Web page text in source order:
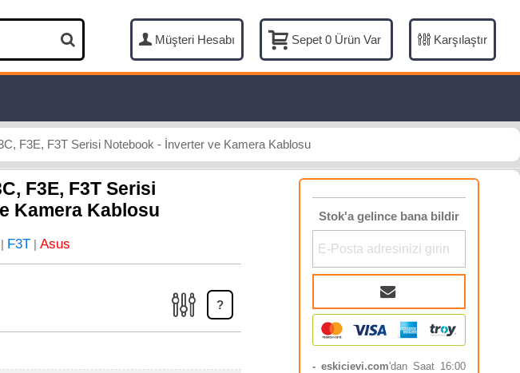
Müşteri Hesabı Sepet 0 Ürün Var Karşılaştır
F3E, F3T Serisi Notebook - İnverter ve Kamera Kablosu
F3E, F3T Serisi
Kamera Kablosu
| F3T |Asus
?
Stok'a gelince bana bildir
- eskicievi.com'dan Saat 16:00